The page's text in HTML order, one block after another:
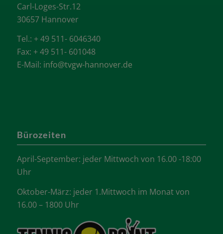
Carl-Loges-Str.12
30657 Hannover
Tel.: + 49 511- 6046340
Fax: + 49 511- 601048
E-Mail: info@tvgw-hannover.de
Bürozeiten
April-September: jeder Mittwoch von 16.00 -18:00
Uhr
Oktober-März: jeder 1.Mittwoch im Monat von
16.00 – 1800 Uhr